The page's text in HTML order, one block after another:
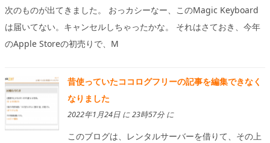
次のものが出てきました。 おっカシーなー、このMagic Keyboard
は届いてない。キャンセルしちゃったかな。 それはさておき、今年
のApple Storeの初売りで、M
昔使っていたココログフリーの記事を編集できなく
なりました
2022年1月24日 に 23時57分 に
このブログは、レンタルサーバーを借りて、その上